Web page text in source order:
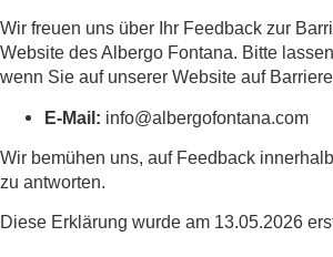
Wir freuen uns über Ihr Feedback zur
Website des Albergo Fontana. Bitte
wenn Sie auf unserer Website auf
E-Mail: info@albergofontana.com
Wir bemühen uns, auf Feedback
zu antworten.
Diese Erklärung wurde am 13.05.2026